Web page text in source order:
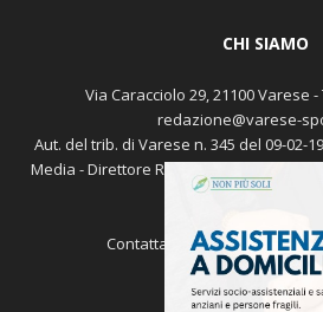
CHI SIAMO
Via Caracciolo 29, 21100 Varese -
redazione@varese-
Aut. del trib. di Varese n. 345 del 09-02-
Media - Direttore Responsabile: Michele
Pubblicità
Contattaci: